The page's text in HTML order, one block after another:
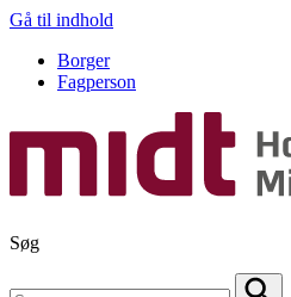
Gå til indhold
Borger
Fagperson
Søg